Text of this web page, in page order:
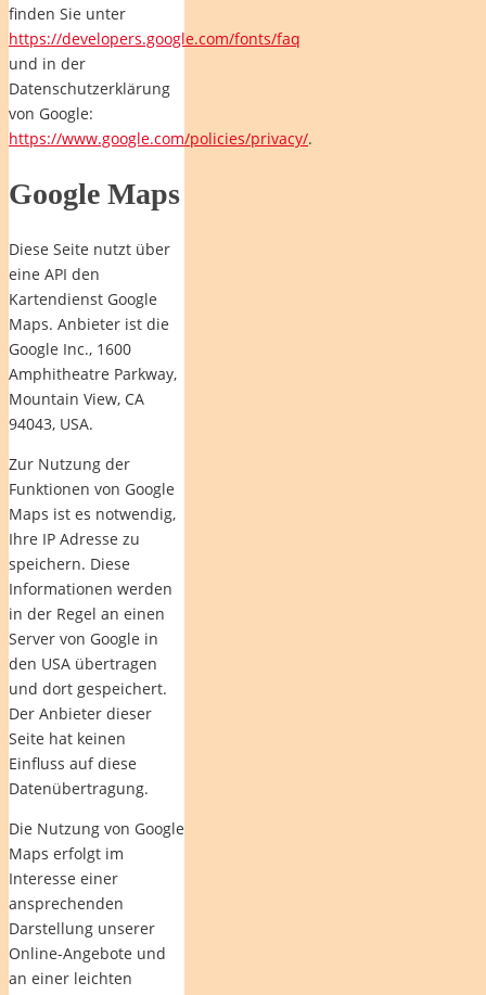
finden Sie unter
https://developers.google.com/fonts/faq
und in der
Datenschutzerklärung
von Google:
https://www.google.com/policies/privacy/.
Google Maps
Diese Seite nutzt über
eine API den
Kartendienst Google
Maps. Anbieter ist die
Google Inc., 1600
Amphitheatre Parkway,
Mountain View, CA
94043, USA.
Zur Nutzung der
Funktionen von Google
Maps ist es notwendig,
Ihre IP Adresse zu
speichern. Diese
Informationen werden
in der Regel an einen
Server von Google in
den USA übertragen
und dort gespeichert.
Der Anbieter dieser
Seite hat keinen
Einfluss auf diese
Datenübertragung.
Die Nutzung von Google
Maps erfolgt im
Interesse einer
ansprechenden
Darstellung unserer
Online-Angebote und
an einer leichten